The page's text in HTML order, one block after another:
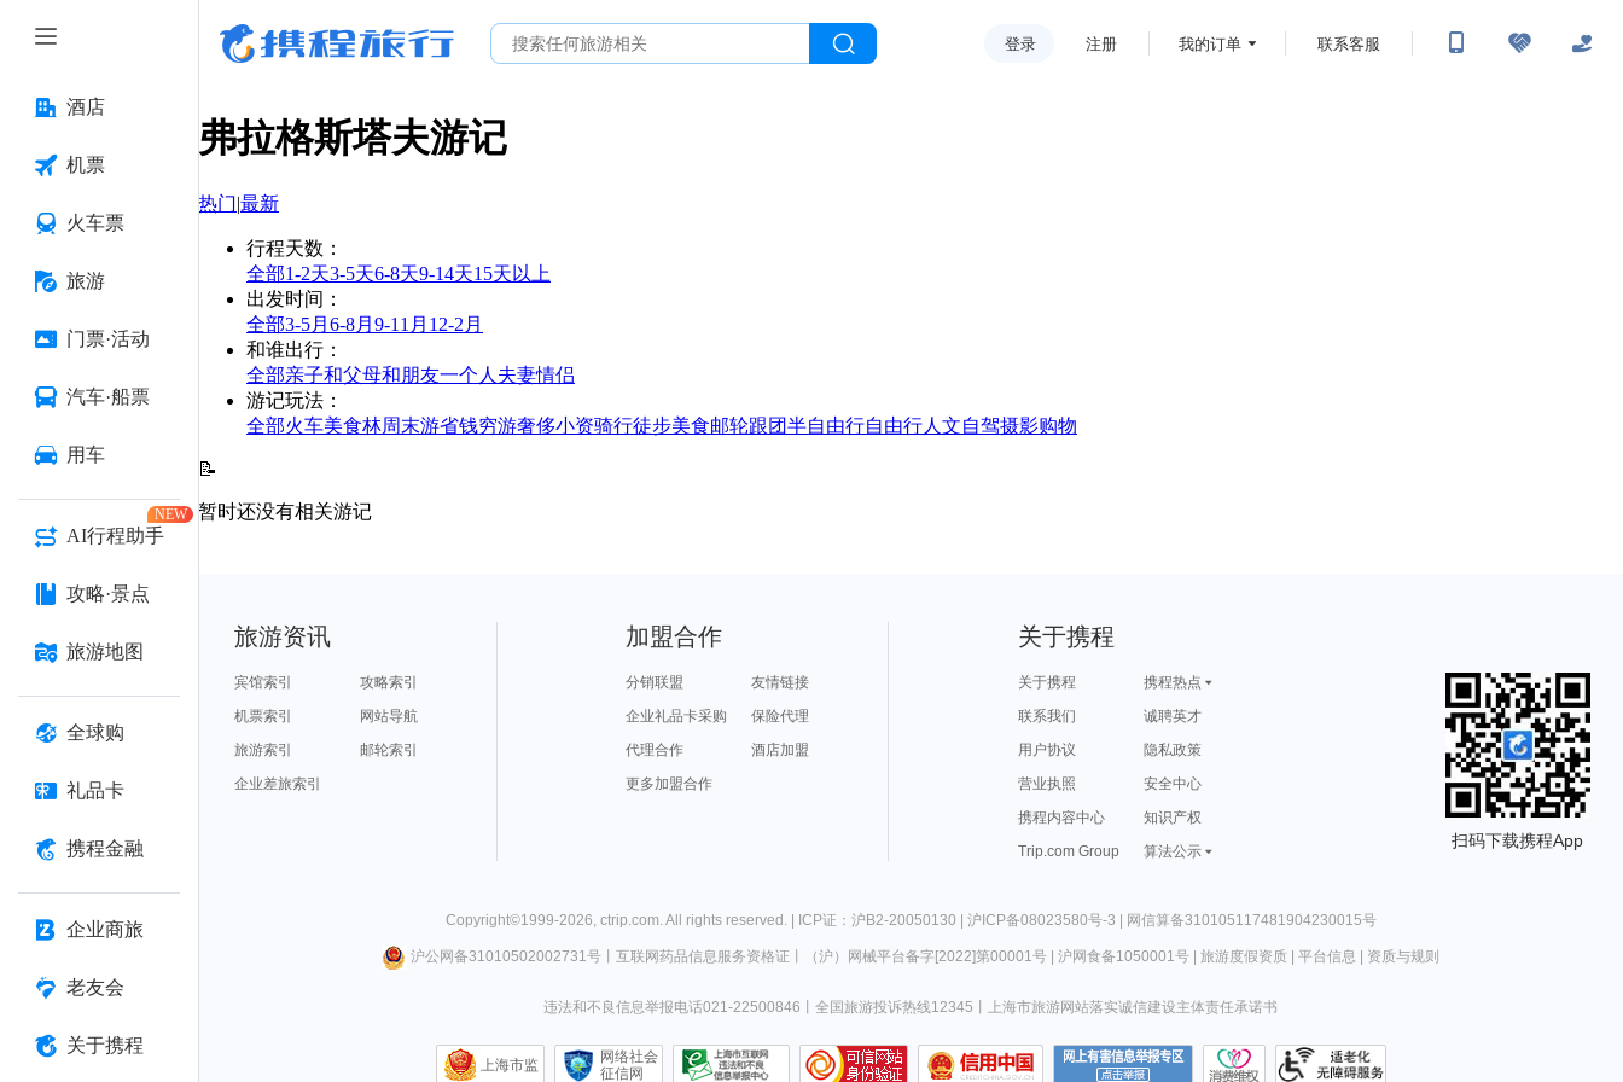
酒店
机票
火车票
旅游
门票·活动
汽车·船票
用车
AI行程助手
NEW
攻略·景点
旅游地图
全球购
礼品卡
携程金融
企业商旅
老友会
关于携程
登录 注册 我的订单 联系客服
弗拉格斯塔夫游记
热门|最新
行程天数 ：
全部1-2天3-5天6-8天9-14天15天以上
出发时间 ：
全部3-5月 6-8月 9-11月 12-2月
和谁出行 ：
全部亲子和父母和朋友一个人 夫妻情侣
游记玩法 ：
全部火车美食林周末游省钱穷游奢侈小资骑行徒步美食邮轮跟团半自由行自由行人文自驾摄影购物
📝
暂时还没有相关游记
旅游资讯
宾馆索引
攻略索引
机票索引
网站导航
旅游索引
邮轮索引
企业差旅索引
加盟合作
分销联盟
友情链接
企业礼品卡采购
保险代理
代理合作
酒店加盟
更多加盟合作
关于携程
关于携程
携程热点
联系我们
诚聘英才
用户协议
隐私政策
营业执照
安全中心
携程内容中心
知识产权
Trip.com Group
算法公示
扫码下载携程App
Copyright©1999-2026, ctrip.com. All rights reserved. | ICP证：沪B2-20050130 | 沪ICP备08023580号-3 | 网信算备310105117481904230015号
沪公网备31010502002731号丨 互联网药品信息服务资格证 （沪）网械平台备字[2022]第00001号| 沪网食备1050001号| 旅游度假资质| 平台信息 资质与规则
违法和不良信息举报电话021-22500846 全国旅游投诉热线12345 上海市旅游网站落实诚信建设主体责任承诺书
上海市监
网络社会
征信网